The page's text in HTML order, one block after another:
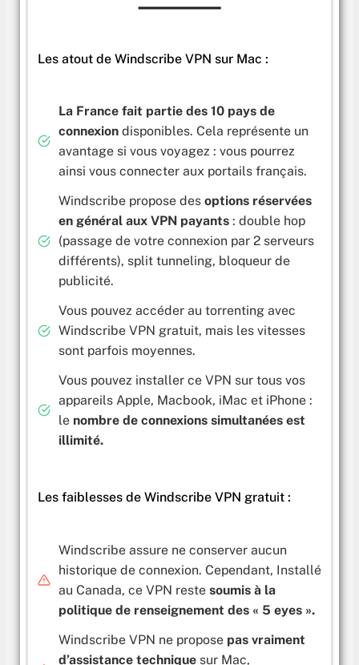
Les atout de Windscribe VPN sur Mac :
La France fait partie des 10 pays de
connexion disponibles. Cela représente un
avantage si vous voyagez : vous pourrez
ainsi vous connecter aux portails français.
Windscribe propose des options réservées
en général aux VPN payants : double hop
(passage de votre connexion par 2 serveurs
différents), split tunneling, bloqueur de
publicité.
Vous pouvez accéder au torrenting avec
Windscribe VPN gratuit, mais les vitesses
sont parfois moyennes.
Vous pouvez installer ce VPN sur tous vos
appareils Apple, Macbook, iMac et iPhone :
le nombre de connexions simultanées est
illimité.
Les faiblesses de Windscribe VPN gratuit :
Windscribe assure ne conserver aucun
historique de connexion. Cependant, Installé
au Canada, ce VPN reste soumis à la
politique de renseignement des « 5 eyes ».
Windscribe VPN ne propose pas vraiment
d’assistance techniquesur Mac,